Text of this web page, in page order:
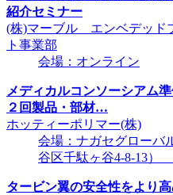
紹介セミナー
(株)マーブル エンベデッド
ト事業部
会場：オンライン
メディカルコンソーシア
２回製品・部材…
ホッティーポリマー(株)
会場：ナガセグローバ
谷区千駄ヶ谷4-8-13
タービン翼の安全性をより